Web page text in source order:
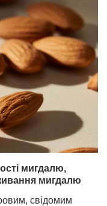
мигдалю,
мигдалю
свідомим